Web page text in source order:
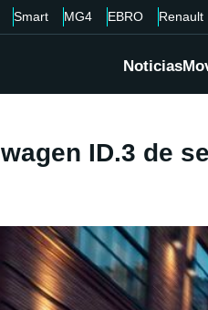
Smart MG4 EBRO Renault
Noticias
ID.3 de